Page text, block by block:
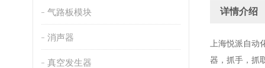
气路板模块
消声器
真空发生器
详情介绍
上海悦派自
器，抓手，抓